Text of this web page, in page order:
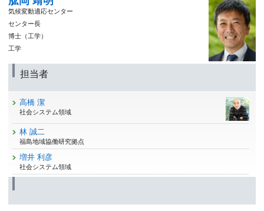
気候変動適応センター
センター長
博士（工学）
工学
担当者
高橋 潔
社会システム領域
林 誠二
福島地域協働研究拠点
増井 利彦
社会システム領域